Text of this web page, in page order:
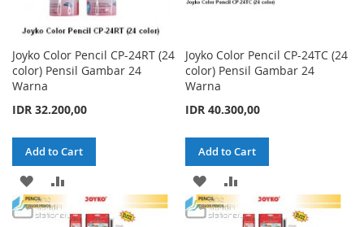
Joyko Color Pencil CP-24RT (24
color) Pensil Gambar 24
Warna
IDR 32.200,00
Add to Cart
ADD
TO
Joyko Color Pencil CP-24TC (24
color) Pensil Gambar 24
Warna
IDR 40.300,00
Add to Cart
ADD
TO